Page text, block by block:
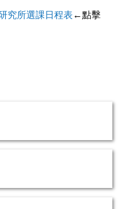
究所選課日程表 ←點擊